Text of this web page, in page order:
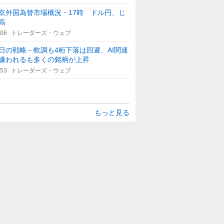
外国為替市場概況・17時 ドル円、じ
トレーダーズ・ウェブ
の戦略－軟調も4桁下落は回避、AI関連
われるも多くの銘柄が上昇
トレーダーズ・ウェブ
もっと見る